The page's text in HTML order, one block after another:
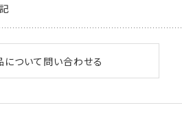
について問い合わせる